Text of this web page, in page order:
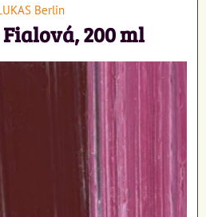
Berlin
200 ml